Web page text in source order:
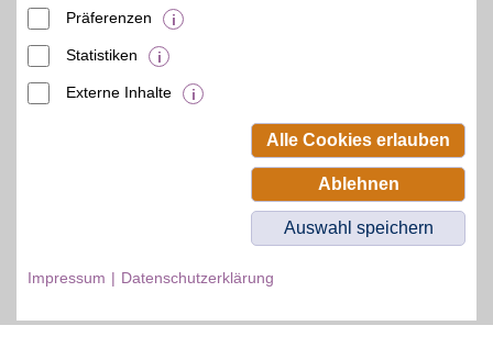
Präferenzen
Statistiken
Externe Inhalte
Alle Cookies erlauben
Ablehnen
Auswahl speichern
Impressum Datenschutzerklärung